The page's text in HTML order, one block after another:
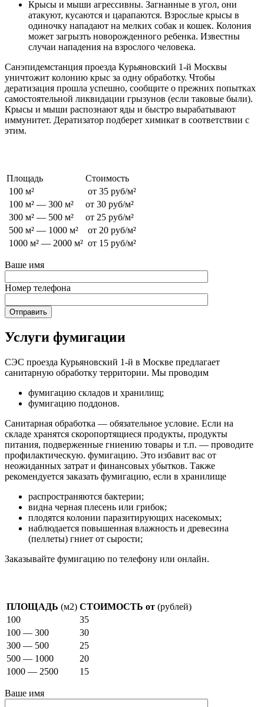
Крысы и мыши агрессивны. Загнанные в угол, они
атакуют, кусаются и царапаются. Взрослые крысы в
одиночку нападают на мелких собак и кошек. Колония
может загрызть новорожденного ребенка. Известны
случаи нападения на взрослого человека.
Санэпидемстанция проезда Курьяновский 1-й Москвы
уничтожит колонию крыс за одну обработку. Чтобы
дератизация прошла успешно, сообщите о прежних попытках
самостоятельной ликвидации грызунов (если таковые были).
Крысы и мыши распознают яды и быстро вырабатывают
иммунитет. Дератизатор подберет химикат в соответствии с
этим.
Площадь
Стоимость
100 м²
от 35 руб/м²
100 м² — 300 м²
от 30 руб/м²
300 м² — 500 м²
от 25 руб/м²
500 м² — 1000 м²
от 20 руб/м²
1000 м² — 2000 м² от 15 руб/м²
Ваше имя
Номер телефона
Услуги фумигации
СЭС проезда Курьяновский 1-й в Москве предлагает
санитарную обработку территории. Мы проводим
фумигацию складов и хранилищ;
фумигацию поддонов.
Санитарная обработка — обязательное условие. Если на
складе хранятся скоропортящиеся продукты, продукты
питания, подверженные гниению товары и т.п. — проводите
профилактическую. фумигацию. Это избавит вас от
неожиданных затрат и финансовых убытков. Также
рекомендуется заказать фумигацию, если в хранилище
распространяются бактерии;
видна черная плесень или грибок;
плодятся колонии паразитирующих насекомых;
наблюдается повышенная влажность и древесина
(пеллеты) гниет от сырости;
Заказывайте фумигацию по телефону или онлайн.
ПЛОЩАДЬ (м2) СТОИМОСТЬ от (рублей)
100
35
100 — 300
30
300 — 500
25
500 — 1000
20
1000 — 2500
15
Ваше имя